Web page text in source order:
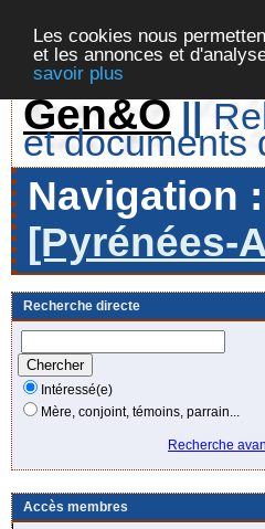
Les cookies nous
et les annonces et
savoir plus
Gen&O ||
et documents
Navigation
[Pyrénées-
Recherche directe
Intéressé(e)
Mère, conjoint, témoins, parrain...
Recherche
Accès membres